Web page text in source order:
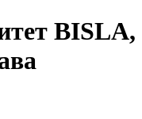
BISLA,